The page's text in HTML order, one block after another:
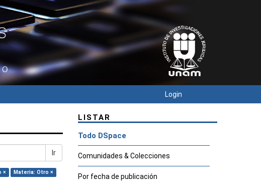
Login
Ir
×
Materia: Otro ×
LISTAR
Todo DSpace
Comunidades & Colecciones
Por fecha de publicación